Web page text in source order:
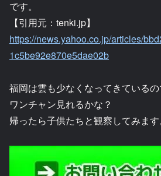
です。
【引用元：tenki.jp】
https://news.yahoo.co.jp/articles/
1c5be92e870e5dae02b
福岡は雲も少なくなってきている
ワンチャン見れるかな？
帰ったら子供たちと観察してみます